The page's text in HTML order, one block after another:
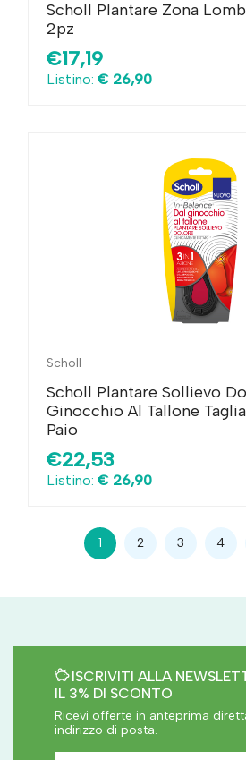
Scholl Plantare Zona
2pz
€17,19
Listino: € 26,90
Scholl
Scholl Plantare Sollievo
Ginocchio Al Tallone
Paio
€22,53
Listino: € 26,90
1 2 3 4
ISCRIVITI ALLA
IL 3% DI SCONTO
Ricevi offerte in anteprima
indirizzo di posta.